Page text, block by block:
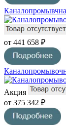
от 441 658 ₽
Акция
от 375 342 ₽